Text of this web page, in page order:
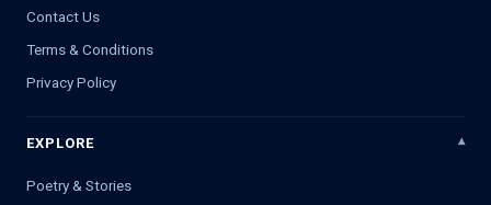
Contact Us
Terms & Conditions
Privacy Policy
EXPLORE
Poetry & Stories